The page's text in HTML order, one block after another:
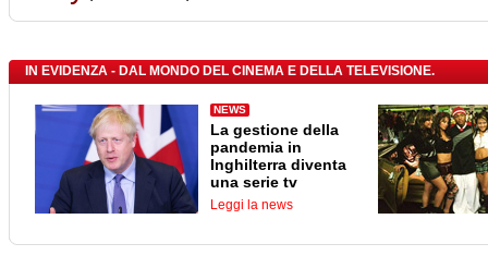
IN EVIDENZA - DAL MONDO DEL CINEMA E DELLA TELEVISIONE.
NEWS
La gestione della
pandemia in
Inghilterra diventa
una serie tv
Leggi la news